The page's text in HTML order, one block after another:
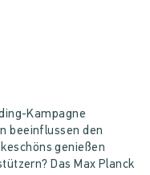
Kampagne
beeinflussen den
genießen
Das Max Planck